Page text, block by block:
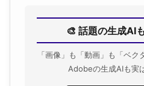
🎨 話題の生成AI
「画像」も「動画」も「ベ
Adobeの生成AIも実